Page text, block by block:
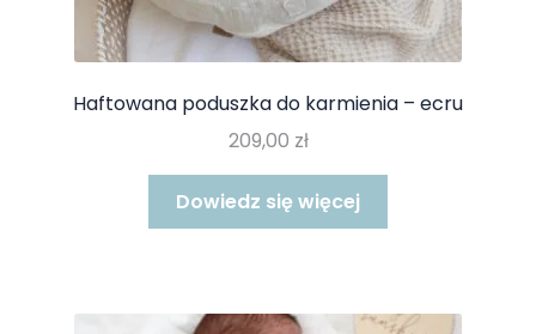
Haftowana poduszka do karmienia – ecru
209,00 zł
Dowiedz się więcej